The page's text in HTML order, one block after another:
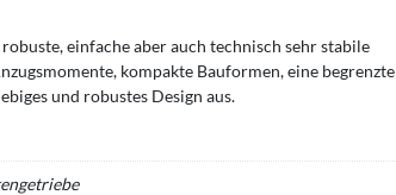
einfache aber auch technisch sehr stabile
kompakte Bauformen, eine begrenzte
und robustes Design aus.